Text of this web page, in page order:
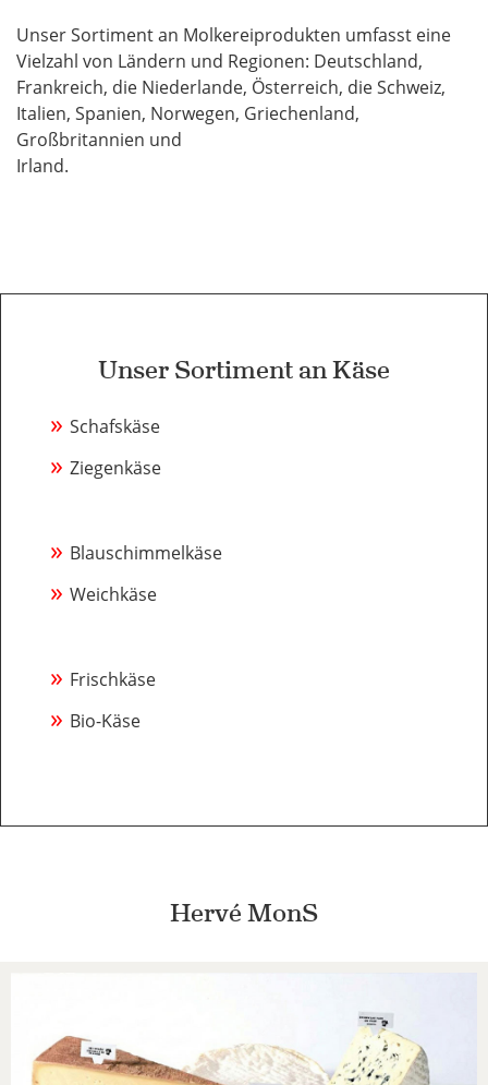
Unser Sortiment an Molkereiprodukten umfasst eine
Vielzahl von Ländern und Regionen: Deutschland,
Frankreich, die Niederlande, Österreich, die Schweiz,
Italien, Spanien, Norwegen, Griechenland,
Großbritannien und
Irland.
Unser Sortiment an Käse
» Schafskäse
» Ziegenkäse
» Blauschimmelkäse
» Weichkäse
» Frischkäse
» Bio-Käse
Hervé MonS